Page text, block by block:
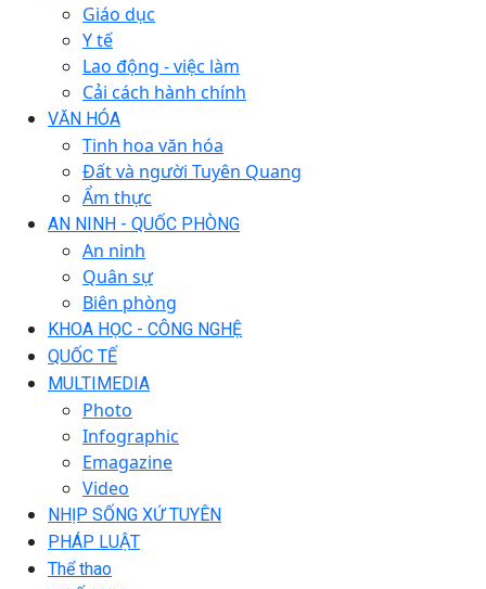
Giáo dục
Y tế
Lao động - việc làm
Cải cách hành chính
VĂN HÓA
Tinh hoa văn hóa
Đất và người Tuyên Quang
Ẩm thực
AN NINH - QUỐC PHÒNG
An ninh
Quân sự
Biên phòng
KHOA HỌC - CÔNG NGHỆ
QUỐC TẾ
MULTIMEDIA
Photo
Infographic
Emagazine
Video
NHỊP SỐNG XỨ TUYÊN
PHÁP LUẬT
Thể thao